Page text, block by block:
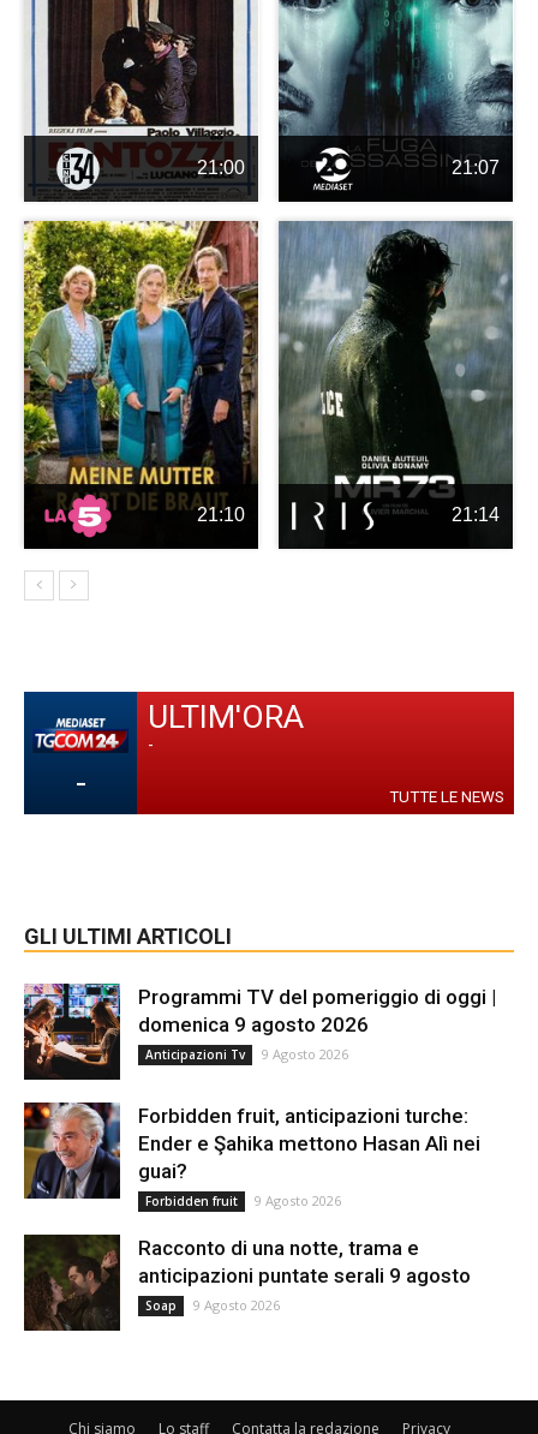
21:00 21:07
21:10 21:14
-
ULTIM'ORA
-
TUTTE LE NEWS
GLI ULTIMI ARTICOLI
Programmi TV del pomeriggio di oggi |
domenica 9 agosto 2026
Anticipazioni Tv 9 Agosto 2026
Forbidden fruit, anticipazioni turche:
Ender e Şahika mettono Hasan Alì nei
guai?
Forbidden fruit 9 Agosto 2026
Racconto di una notte, trama e
anticipazioni puntate serali 9 agosto
Soap 9 Agosto 2026
Chi siamo Lo staff Contatta la redazione Privacy